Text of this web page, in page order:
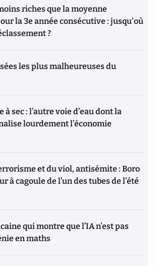
riches que la moyenne
la 3e année consécutive : jusqu'où
?
les plus malheureuses du
à sec : l’autre voie d’eau dont la
lourdement l’économie
et du viol, antisémite : Boro
à cagoule de l’un des tubes de l’été
qui montre que l’IA n’est pas
en maths